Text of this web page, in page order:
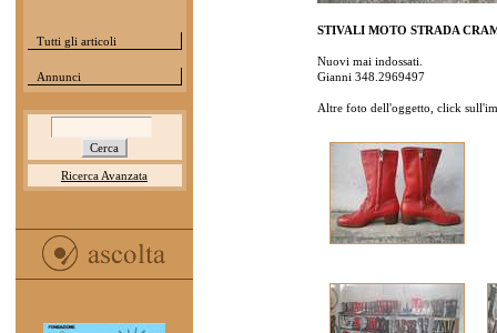
Tutti gli articoli
Annunci
Ricerca Avanzata
STIVALI MOTO STRADA
Nuovi mai indossati.
Gianni 348.2969497
Altre foto dell'oggetto, click